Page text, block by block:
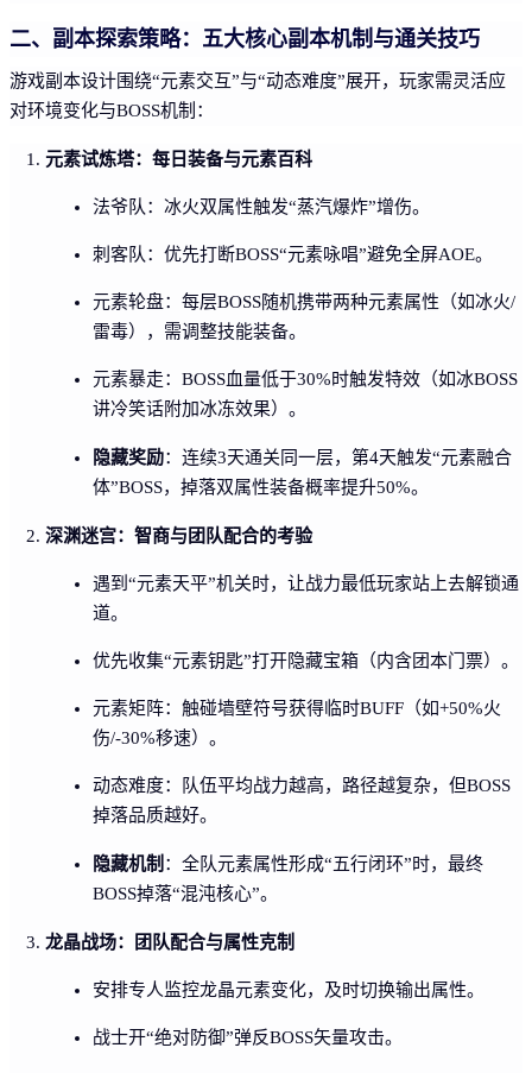
二、副本探索策略：五大核心副本机制与通关技巧
游戏副本设计围绕“元素交互”与“动态难度”展开，玩家需灵活应
对环境变化与BOSS机制：
元素试炼塔：每日装备与元素百科
法爷队：冰火双属性触发“蒸汽爆炸”增伤。
刺客队：优先打断BOSS“元素咏唱”避免全屏AOE。
元素轮盘：每层BOSS随机携带两种元素属性（如冰火/
雷毒），需调整技能装备。
元素暴走：BOSS血量低于30%时触发特效（如冰BOSS
讲冷笑话附加冰冻效果）。
隐藏奖励：连续3天通关同一层，第4天触发“元素融合
体”BOSS，掉落双属性装备概率提升50%。
深渊迷宫：智商与团队配合的考验
遇到“元素天平”机关时，让战力最低玩家站上去解锁通
道。
优先收集“元素钥匙”打开隐藏宝箱（内含团本门票）。
元素矩阵：触碰墙壁符号获得临时BUFF（如+50%火
伤/-30%移速）。
动态难度：队伍平均战力越高，路径越复杂，但BOSS
掉落品质越好。
隐藏机制 ：全队元素属性形成“五行闭环”时，最终
BOSS掉落“混沌核心”。
龙晶战场：团队配合与属性克制
安排专人监控龙晶元素变化，及时切换输出属性。
战士开“绝对防御”弹反BOSS矢量攻击。